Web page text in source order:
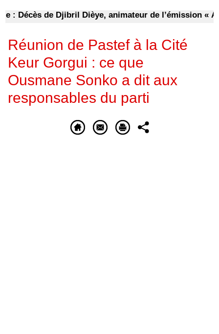
de Djibril Dièye, animateur de l’émission « Auto
Réunion de Pastef à la Cité
Keur Gorgui : ce que
Ousmane Sonko a dit aux
responsables du parti